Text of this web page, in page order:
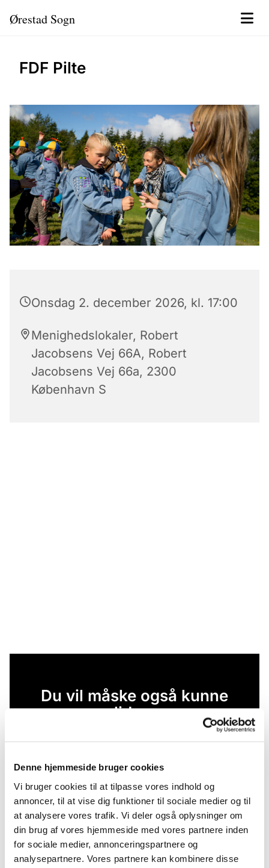
Denne hjemmeside bruger cookies
Vi bruger cookies til at tilpasse vores indhold og
annoncer, til at vise dig funktioner til sociale medier og til
at analysere vores trafik. Vi deler også oplysninger om
din brug af vores hjemmeside med vores partnere inden
for sociale medier, annonceringspartnere og
analysepartnere. Vores partnere kan kombinere disse
Ørestad Sogn
FDF Pilte
Onsdag 2. december 2026, kl. 17:00
Menighedslokaler, Robert
Jacobsens Vej 66A, Robert
Jacobsens Vej 66a, 2300
København S
Du vil måske også kunne
lide...